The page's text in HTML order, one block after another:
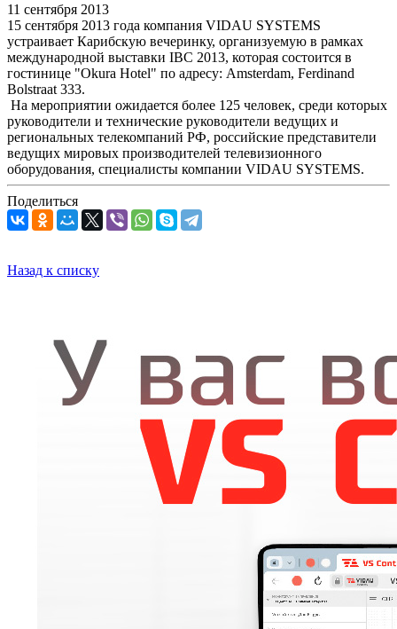
11 сентября 2013
15 сентября 2013 года компания VIDAU SYSTEMS
устраивает Карибскую вечеринку, организуемую в рамках
международной выставки IBC 2013, которая состоится в
гостинице "Okura Hotel" по адресу: Amsterdam, Ferdinand
Bolstraat 333.
На мероприятии ожидается более 125 человек, среди которых
руководители и технические руководители ведущих и
региональных телекомпаний РФ, российские представители
ведущих мировых производителей телевизионного
оборудования, специалисты компании VIDAU SYSTEMS.
Поделиться
Назад к списку